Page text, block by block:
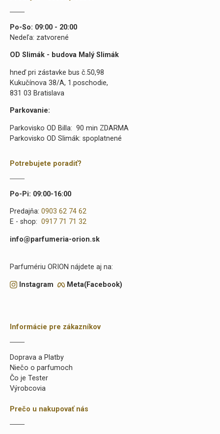
Po-So: 09:00 - 20:00
Nedeľa: zatvorené
OD Slimák - budova Malý Slimák
hneď pri zástavke bus č.50,98
Kukučínova 38/A, 1.poschodie,
831 03 Bratislava
Parkovanie:
Parkovisko OD Billa: 90 min ZDARMA
Parkovisko OD Slimák: spoplatnené
Potrebujete poradiť?
Po-Pi: 09:00-16:00
Predajňa: 0903 62 74 62
E - shop: 0917 71 71 32
info@parfumeria-orion.sk
Parfumériu ORION nájdete aj na:
Instagram Meta(Facebook)
Informácie pre zákazníkov
Doprava a Platby
Niečo o parfumoch
Čo je Tester
Výrobcovia
Prečo u nakupovať nás